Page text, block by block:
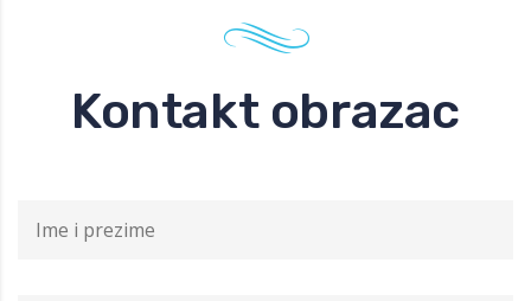
Kontakt obrazac